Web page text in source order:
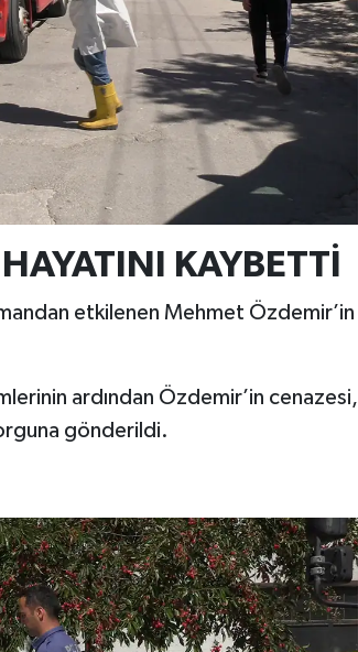
KAYBETTİ
etkilenen Mehmet Özdemir’in
ardından Özdemir’in cenazesi,
gönderildi.